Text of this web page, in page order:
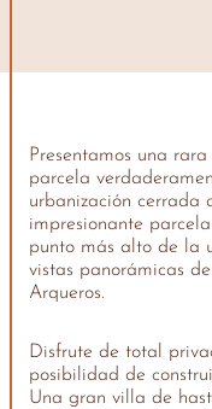
Presentamos una
parcela
urbanización cerrada
impresionante
punto más alto de la
vistas panorámicas
Arqueros.
Disfrute de total
posibilidad de
Una gran villa de